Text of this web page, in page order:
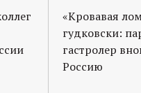
«Кровавая
гудковски:
гастролер
Россию